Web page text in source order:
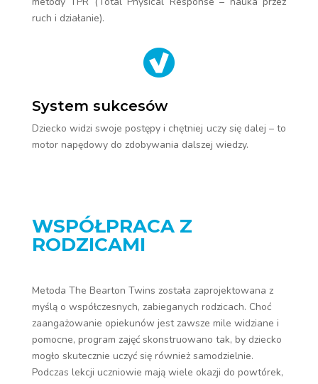
ruch i działanie).
System sukcesów
Dziecko widzi swoje postępy i chętniej uczy się dalej – to
motor napędowy do zdobywania dalszej wiedzy.
WSPÓŁPRACA Z
RODZICAMI
Metoda The Bearton Twins została zaprojektowana z
myślą o współczesnych, zabieganych rodzicach. Choć
zaangażowanie opiekunów jest zawsze mile widziane i
pomocne, program zajęć skonstruowano tak, by dziecko
mogło skutecznie uczyć się również samodzielnie.
Podczas lekcji uczniowie mają wiele okazji do powtórek,